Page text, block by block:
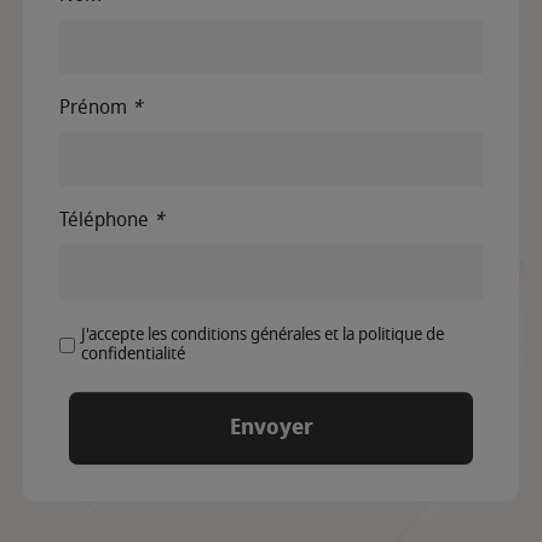
Prénom *
Téléphone *
J'accepte les conditions générales et la politique de
confidentialité